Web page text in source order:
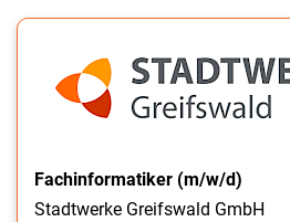
Fachinformatiker (m/w/d)
Stadtwerke Greifswald GmbH